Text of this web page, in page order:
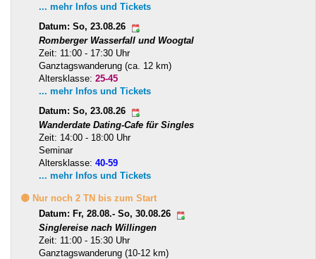
... mehr Infos und Tickets
Datum: So, 23.08.26
Romberger Wasserfall und Woogtal
Zeit: 11:00 - 17:30 Uhr
Ganztagswanderung (ca. 12 km)
Altersklasse: 25-45
... mehr Infos und Tickets
Datum: So, 23.08.26
Wanderdate Dating-Cafe für Singles
Zeit: 14:00 - 18:00 Uhr
Seminar
Altersklasse: 40-59
... mehr Infos und Tickets
🟡 Nur noch 2 TN bis zum Start
Datum: Fr, 28.08.- So, 30.08.26
Singlereise nach Willingen
Zeit: 11:00 - 15:30 Uhr
Ganztagswanderung (10-12 km)